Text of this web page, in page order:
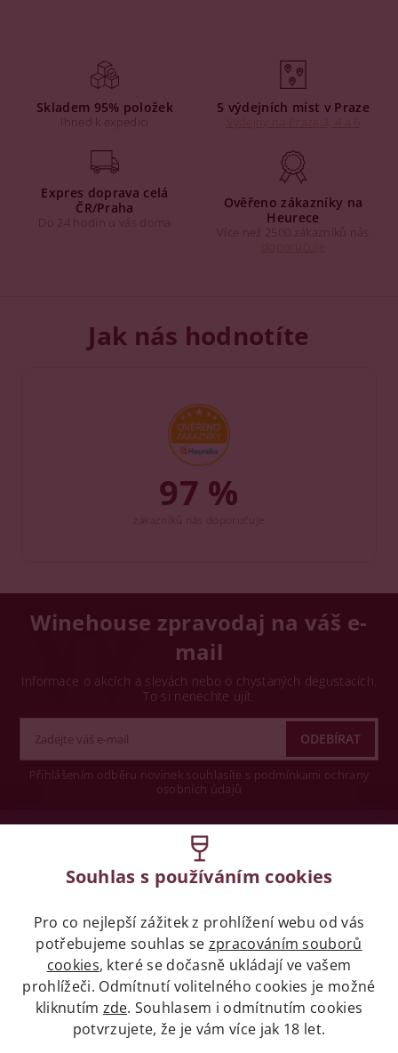
Skladem 95% položek
Ihned k expedici
5 výdejních míst v Praze
Expres doprava celá
ČR/Praha
Do 24 hodin u vás doma
Ověřeno zákazníky na
Heurece
Více než 2500 zákazníků nás
Jak nás hodnotíte
97 %
Winehouse zpravodaj na váš e-
mail
Informace o akcích a slevách nebo o chystaných degustacích.
To si nenechte ujít.
Přihlášením odběru novinek souhlasíte s podmínkami ochrany
osobních údajů
Legislativa
Zákaz prodeje alkoholických nápojů osobám
mladších 18 let.
Naše služby
Souhlas s používáním cookies
Pro co nejlepší zážitek z prohlížení webu od vás
potřebujeme souhlas se zpracováním souborů
cookies, které se dočasně ukládají ve vašem
prohlížeči. Odmítnutí volitelného cookies je možné
kliknutím zde. Souhlasem i odmítnutím cookies
potvrzujete, že je vám více jak 18 let.